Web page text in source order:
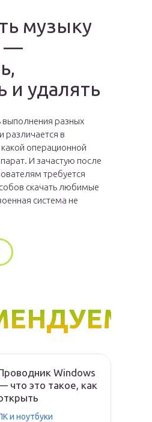
музыку
—
и удалять
выполнения разных
различается в
операционной
И зачастую после
требуется
скачать любимые
система не
Windows
что это такое, как
и ноутбуки